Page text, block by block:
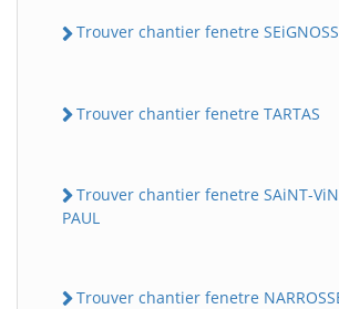
Trouver chantier fenetre
Trouver chantier fenetre TARTAS
Trouver chantier fenetre SAiNT-
PAUL
Trouver chantier fenetre